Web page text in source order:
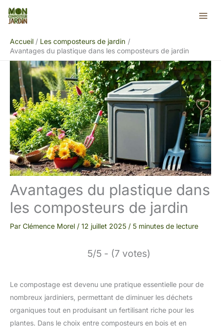
Aller
Accueil
Les composteurs de jardin
Avantages du plastique dans les composteurs de jardin
Avantages du plastique dans
les composteurs de jardin
Par Clémence Morel / 12 juillet 2025 / 5 minutes de lecture
5/5 - (7 votes)
Le compostage est devenu une pratique essentielle pour de
nombreux jardiniers, permettant de diminuer les déchets
organiques tout en produisant un fertilisant riche pour les
plantes. Dans le choix entre composteurs en bois et en
Rechercher